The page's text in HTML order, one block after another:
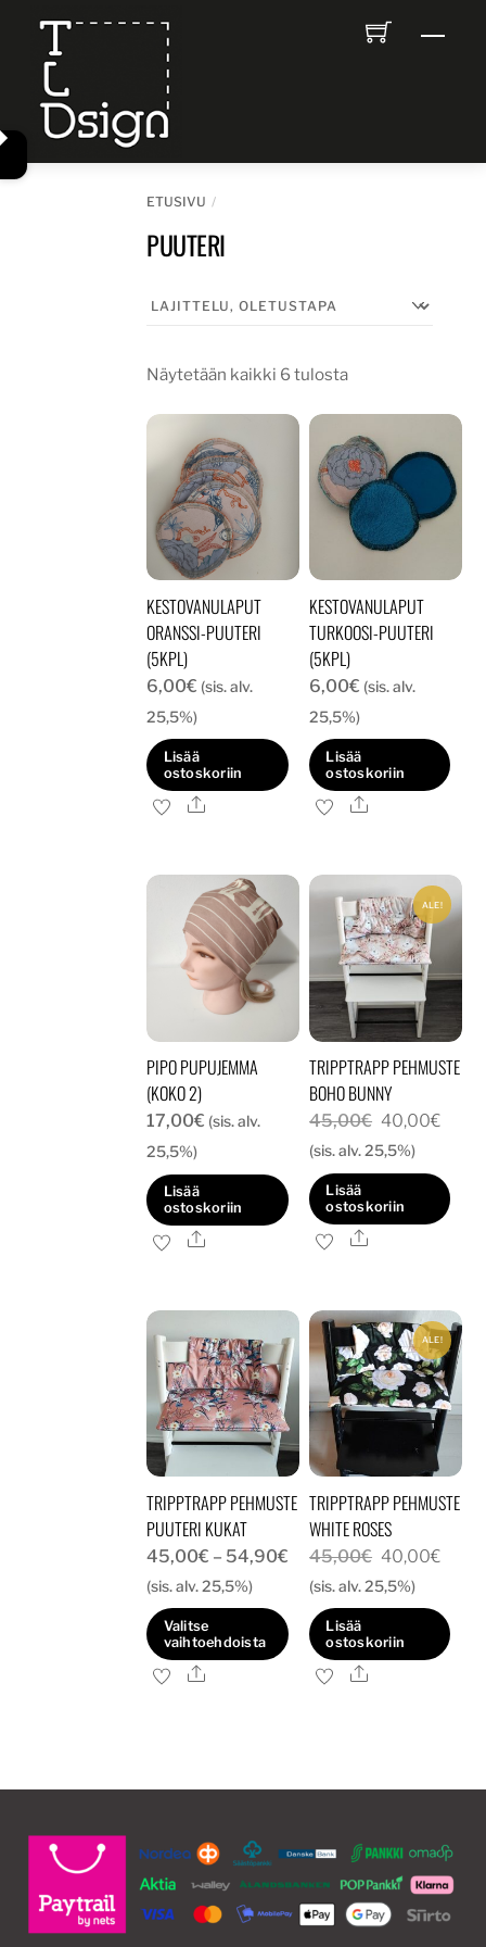
content
ETUSIVU
PUUTERI
Näytetään kaikki 6 tulosta
KESTOVANULAPUT
ORANSSI-PUUTERI
(5KPL)
6,00€ (sis. alv.
25,5%)
Lisää
ostoskoriin
Ale
KESTOVANULAPUT
TURKOOSI-PUUTERI
(5KPL)
6,00€ (sis. alv.
25,5%)
Lisää
ostoskoriin
Ale
PIPO PUPUJEMMA
(KOKO 2)
17,00€ (sis. alv.
25,5%)
Lisää
ostoskoriin
Ale
ALE!
TRIPPTRAPP PEHMUSTE
BOHO BUNNY
45,00€ Alkuperäinen
hinta
oli:
45,00€.
40,00€
on:
(sis. alv. 25,5%)
Lisää
ostoskoriin
Ale
TRIPPTRAPP PEHMUSTE
PUUTERI KUKAT
45,00€ – 54,90€ Hintaluokka:
45,00€
54,90€
(sis. alv. 25,5%)
Valitse
vaihtoehdoista
Tällä
muunnelma.
tehdä
valinnat
tuotteen
Ale
ALE!
TRIPPTRAPP PEHMUSTE
WHITE ROSES
45,00€ Alkuperäinen
hinta
oli:
45,00€.
40,00€
on:
(sis. alv. 25,5%)
Lisää
ostoskoriin
Ale